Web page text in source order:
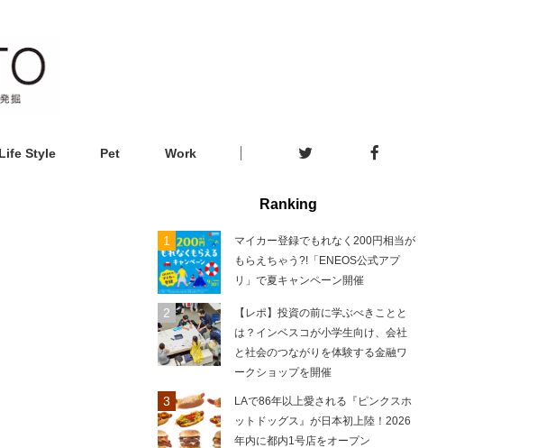
Life Style Pet Work
Ranking
マイカー登録でもれなく200円相当が
もらえちゃう?!「ENEOS公式アプ
リ」で夏キャンペーン開催
【レポ】投資の前に学ぶべきことと
は？インベスコが小学生向け、会社
と社会のつながりを体験する金融ワ
ークショップを開催
LAで86年以上愛される『ピンクスホ
ットドッグス』が日本初上陸！2026
年内に都内1号店をオープン